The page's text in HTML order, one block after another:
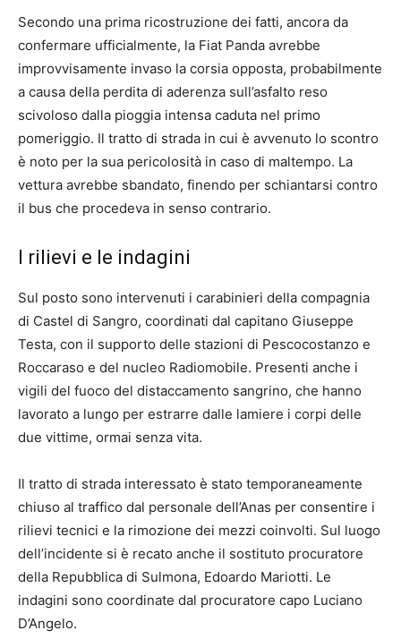
Secondo una prima ricostruzione dei fatti, ancora da
confermare ufficialmente, la Fiat Panda avrebbe
improvvisamente invaso la corsia opposta, probabilmente
a causa della perdita di aderenza sull’asfalto reso
scivoloso dalla pioggia intensa caduta nel primo
pomeriggio. Il tratto di strada in cui è avvenuto lo scontro
è noto per la sua pericolosità in caso di maltempo. La
vettura avrebbe sbandato, finendo per schiantarsi contro
il bus che procedeva in senso contrario.
I rilievi e le indagini
Sul posto sono intervenuti i carabinieri della compagnia
di Castel di Sangro, coordinati dal capitano Giuseppe
Testa, con il supporto delle stazioni di Pescocostanzo e
Roccaraso e del nucleo Radiomobile. Presenti anche i
vigili del fuoco del distaccamento sangrino, che hanno
lavorato a lungo per estrarre dalle lamiere i corpi delle
due vittime, ormai senza vita.
Il tratto di strada interessato è stato temporaneamente
chiuso al traffico dal personale dell’Anas per consentire i
rilievi tecnici e la rimozione dei mezzi coinvolti. Sul luogo
dell’incidente si è recato anche il sostituto procuratore
della Repubblica di Sulmona, Edoardo Mariotti. Le
indagini sono coordinate dal procuratore capo Luciano
D’Angelo.